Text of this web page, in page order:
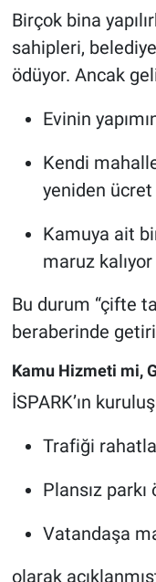
Birçok bina
sahipleri,
ödüyor. Ancak
Evinin
Kendi
yeniden
Kamuya ait
maruz kalıyor
Bu durum “çifte
beraberinde
Kamu Hizmeti mi,
İSPARK’ın
Trafiği
Plansız
Vatandaşa
olarak